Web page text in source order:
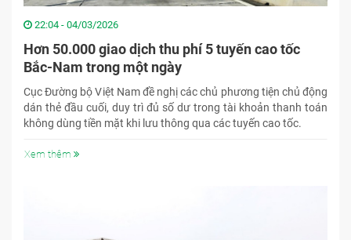
22:04 - 04/03/2026
Hơn 50.000 giao dịch thu phí 5 tuyến cao tốc
Bắc-Nam trong một ngày
Cục Đường bộ Việt Nam đề nghị các chủ phương tiện chủ động
dán thẻ đầu cuối, duy trì đủ số dư trong tài khoản thanh toán
không dùng tiền mặt khi lưu thông qua các tuyến cao tốc.
Xem thêm